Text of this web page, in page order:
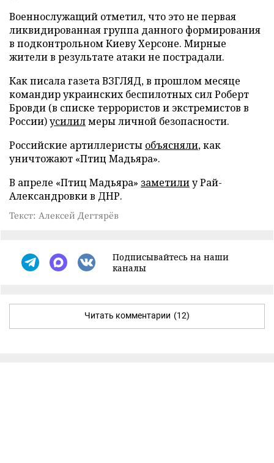
Военнослужащий отметил, что это не первая
ликвидированная группа данного формирования
в подконтрольном Киеву Херсоне. Мирные
жители в результате атаки не пострадали.
Как писала газета ВЗГЛЯД, в прошлом месяце
командир украинских беспилотных сил Роберт
Бровди (в списке террористов и экстремистов в
России)усилилмеры личной безопасности.
Российские артиллеристы объясняли, как
уничтожают «Птиц Мадьяра».
В апреле «Птиц Мадьяра» заметилиу Рай-
Александровки в ДНР.
Текст: Алексей Дегтярёв
Подписывайтесь на наши
каналы
Читать комментарии (12)